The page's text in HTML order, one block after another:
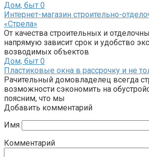
Дом, быт 0
Интернет-магазин строительно-
«Стрела»
От качества строительных и
напрямую зависит срок и удобство
возводимых объектов
Дом, быт 0
Пластиковые окна в рассрочку и не
Рачительный домовладелец всегда
возможности сэкономить на
поясним, что мы
Добавить комментарий
Имя
Комментарий